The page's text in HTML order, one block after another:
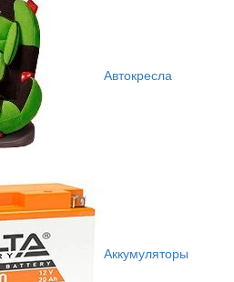
Автокресла
Аккумуляторы